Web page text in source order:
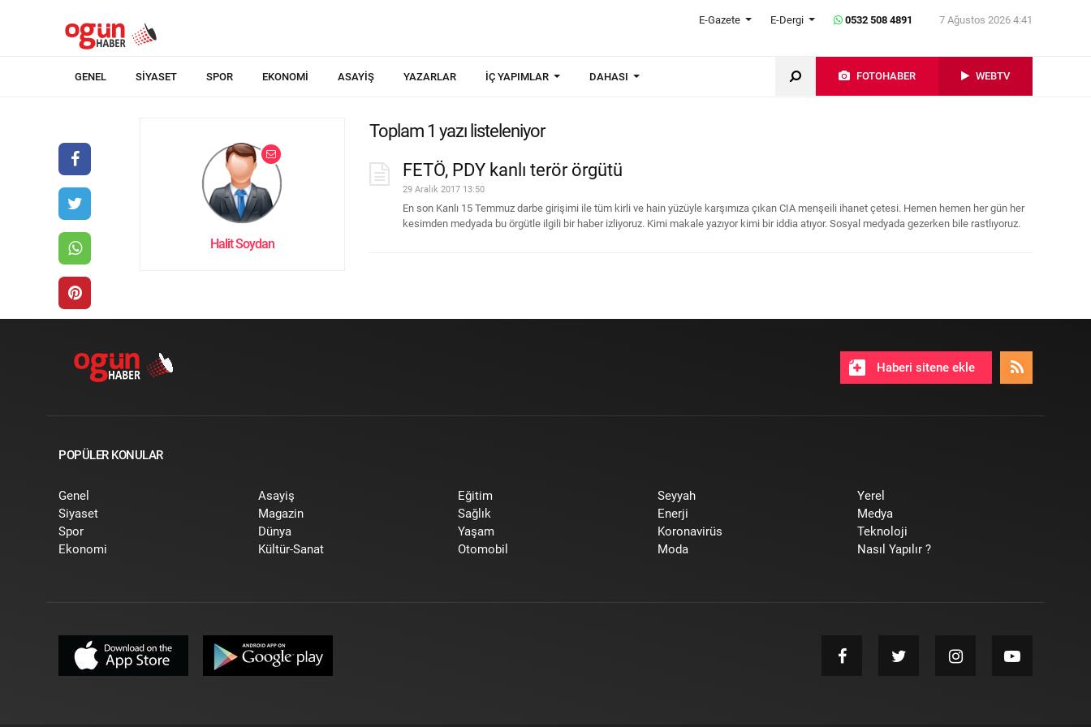
E-Gazete E-Dergi 0532 508 4891 7 Ağustos 2026 4:41
GENEL SIYASET SPOR EKONOMI ASAYIŞ YAZARLAR İÇ YAPIMLAR DAHASI FOTOHABER WEBTV
Halit Soydan
Toplam 1 yazı listeleniyor
FETÖ, PDY kanlı terör örgütü
29 Aralık 2017 13:50
En son Kanlı 15 Temmuz darbe girişimi ile tüm kirli ve hain yüzüyle karşımıza çıkan CIA menşeili ihanet çetesi. Hemen hemen her gün her
kesimden medyada bu örgütle ilgili bir haber izliyoruz. Kimi makale yazıyor kimi bir iddia atıyor. Sosyal medyada gezerken bile rastlıyoruz.
Haberi sitene ekle
POPÜLER KONULAR
Genel
Siyaset
Spor
Ekonomi
Asayiş
Magazin
Dünya
Kültür-Sanat
Eğitim
Sağlık
Yaşam
Otomobil
Seyyah
Enerji
Koronavirüs
Moda
Yerel
Medya
Teknoloji
Nasıl Yapılır ?